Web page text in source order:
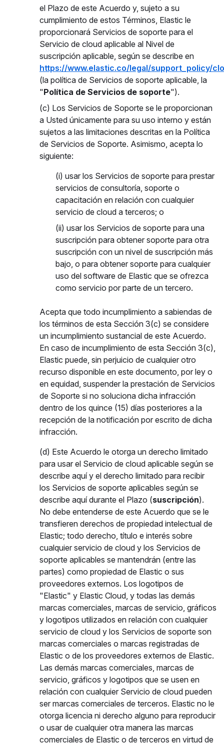
el Plazo de este Acuerdo y, sujeto a su
cumplimiento de estos Términos, Elastic le
proporcionará Servicios de soporte para el
Servicio de cloud aplicable al Nivel de
suscripción aplicable, según se describe en
https://www.elastic.co/legal/support_policy/
(la política de Servicios de soporte aplicable, la
"Política de Servicios de soporte").
(c) Los Servicios de Soporte se le proporcionan
a Usted únicamente para su uso interno y están
sujetos a las limitaciones descritas en la Política
de Servicios de Soporte. Asimismo, acepta lo
siguiente:
(i) usar los Servicios de soporte para prestar
servicios de consultoría, soporte o
capacitación en relación con cualquier
servicio de cloud a terceros; o
(ii) usar los Servicios de soporte para una
suscripción para obtener soporte para otra
suscripción con un nivel de suscripción más
bajo, o para obtener soporte para cualquier
uso del software de Elastic que se ofrezca
como servicio por parte de un tercero.
Acepta que todo incumplimiento a sabiendas de
los términos de esta Sección 3(c) se considere
un incumplimiento sustancial de este Acuerdo.
En caso de incumplimiento de esta Sección 3(c),
Elastic puede, sin perjuicio de cualquier otro
recurso disponible en este documento, por ley o
en equidad, suspender la prestación de Servicios
de Soporte si no soluciona dicha infracción
dentro de los quince (15) días posteriores a la
recepción de la notificación por escrito de dicha
infracción.
(d) Este Acuerdo le otorga un derecho limitado
para usar el Servicio de cloud aplicable según se
describe aquí y el derecho limitado para recibir
los Servicios de soporte aplicables según se
describe aquí durante el Plazo (suscripción).
No debe entenderse de este Acuerdo que se le
transfieren derechos de propiedad intelectual de
Elastic; todo derecho, título e interés sobre
cualquier servicio de cloud y los Servicios de
soporte aplicables se mantendrán (entre las
partes) como propiedad de Elastic o sus
proveedores externos. Los logotipos de
"Elastic" y Elastic Cloud, y todas las demás
marcas comerciales, marcas de servicio, gráficos
y logotipos utilizados en relación con cualquier
servicio de cloud y los Servicios de soporte son
marcas comerciales o marcas registradas de
Elastic o de los proveedores externos de Elastic.
Las demás marcas comerciales, marcas de
servicio, gráficos y logotipos que se usen en
relación con cualquier Servicio de cloud pueden
ser marcas comerciales de terceros. Elastic no le
otorga licencia ni derecho alguno para reproducir
o usar de cualquier otra manera las marcas
comerciales de Elastic o de terceros en virtud de